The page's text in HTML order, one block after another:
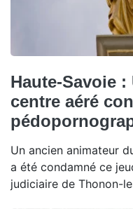
Haute-Savoie
centre aéré
Un ancien animateur
a été condamné ce
judiciaire de Thonon-